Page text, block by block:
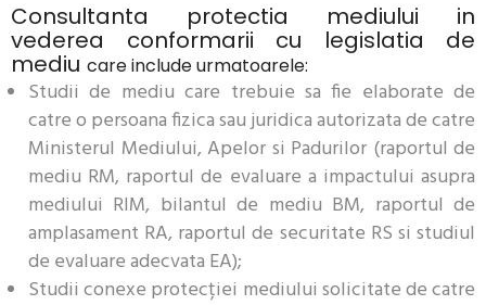
Consultanta protectia mediului in
vederea conformarii cu legislatia de
mediu care include urmatoarele:
Studii de mediu care trebuie sa fie elaborate de
catre o persoana fizica sau juridica autorizata de catre
Ministerul Mediului, Apelor si Padurilor (raportul de
mediu RM, raportul de evaluare a impactului asupra
mediului RIM, bilantul de mediu BM, raportul de
amplasament RA, raportul de securitate RS si studiul
de evaluare adecvata EA);
Studii conexe protecției mediului solicitate de catre